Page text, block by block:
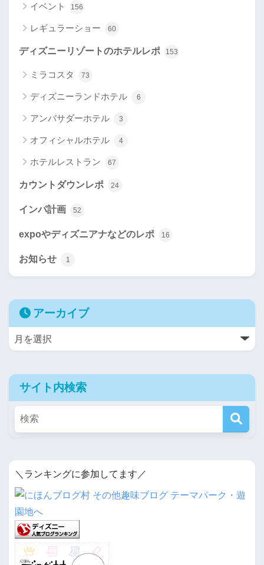
イベント 156
レギュラーショー 60
ディズニーリゾートのホテルレポ 153
ミラコスタ 73
ディズニーランドホテル 6
アンバサダーホテル 3
オフィシャルホテル 4
ホテルレストラン 67
カウントダウンレポ 24
インパ計画 52
expoやディズニアナなどのレポ 16
お知らせ 1
アーカイブ
サイト内検索
＼ランキングに参加してます／